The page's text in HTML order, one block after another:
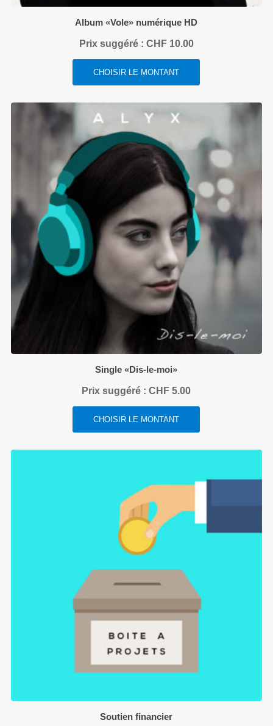
Album «Vole» numérique HD
Prix suggéré : CHF10.00
CHOISIR LE MONTANT
Single «Dis-le-moi»
Prix suggéré :CHF 5.00
CHOISIR LE MONTANT
Soutien financier